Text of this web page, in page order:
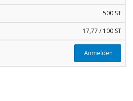
500 ST
17,77 / 100 ST
Anmelden